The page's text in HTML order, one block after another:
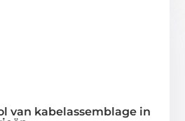
van kabelassemblage in